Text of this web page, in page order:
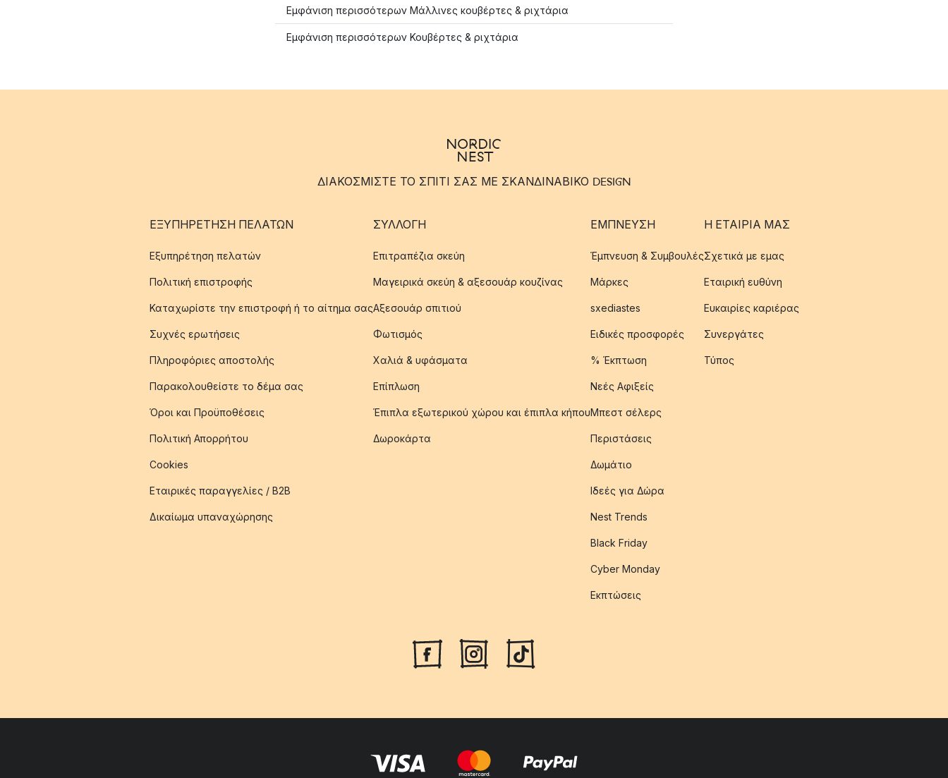
Εμφάνιση περισσότερων Μάλλινες κουβέρτες & ριχτάρια
Εμφάνιση περισσότερων Κουβέρτες & ριχτάρια
ΔΙΑΚΟΣΜΙΣΤΕ ΤΟ ΣΠΙΤΙ ΣΑΣ ΜΕ ΣΚΑΝΔΙΝΑΒΙΚΟ DESIGN
ΕΞΥΠΗΡΈΤΗΣΗ ΠΕΛΑΤΏΝ
Εξυπηρέτηση πελατών
Πολιτική επιστροφής
Καταχωρίστε την επιστροφή ή το αίτημα σας
Συχνές ερωτήσεις
Πληροφόριες αποστολής
Παρακολουθείστε το δέμα σας
Όροι και Προϋποθέσεις
Πολιτική Απορρήτου
Cookies
Εταιρικές παραγγελίες / B2B
Δικαίωμα υπαναχώρησης
ΣΥΛΛΟΓΉ
Επιτραπέζια σκεύη
Μαγειρικά σκεύη & αξεσουάρ κουζίνας
Αξεσουάρ σπιτιού
Φωτισμός
Χαλιά & υφάσματα
Επίπλωση
Έπιπλα εξωτερικού χώρου και έπιπλα κήπου
Δωροκάρτα
ΈΜΠΝΕΥΣΗ
Έμπνευση & Συμβουλές
Μάρκες
sxediastes
Ειδικές προσφορές
% Έκπτωση
Νεές Αφιξείς
Μπεστ σέλερς
Περιστάσεις
Δωμάτιο
Ιδεές για Δώρα
Nest Trends
Black Friday
Cyber Monday
Εκπτώσεις
Η ΕΤΑΊΡΙΑ ΜΑΣ
Σχετικά με εμας
Εταιρική ευθύνη
Ευκαιρίες καριέρας
Συνεργάτες
Τύπος